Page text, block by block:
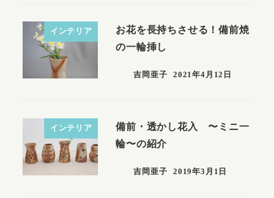
インテリア
お花を長持ちさせる！備前焼
の一輪挿し
吉岡亜子 2021年4月12日
インテリア
備前・透かし花入 〜ミニ一
輪〜の紹介
吉岡亜子 2019年3月1日